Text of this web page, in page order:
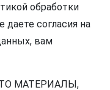
обработки
согласия на
вам
МАТЕРИАЛЫ,